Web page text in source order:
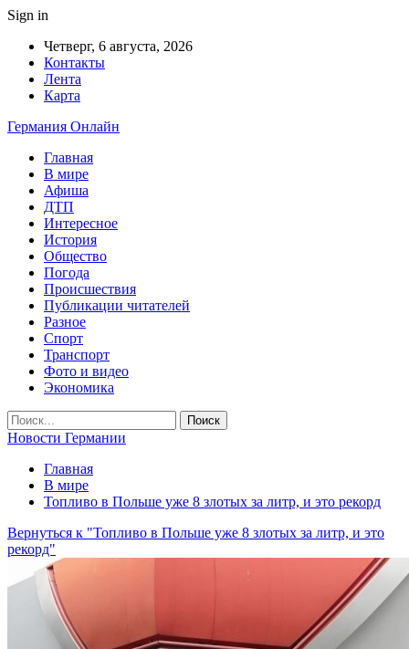
Sign in
Четверг, 6 августа, 2026
Контакты
Лента
Карта
Германия Онлайн
Главная
В мире
Афиша
ДТП
Интересное
История
Общество
Погода
Происшествия
Публикации читателей
Разное
Спорт
Транспорт
Фото и видео
Экономика
Новости Германии
Главная
В мире
Топливо в Польше уже 8 злотых за литр, и это рекорд
Вернуться к "Топливо в Польше уже 8 злотых за литр, и это
рекорд"